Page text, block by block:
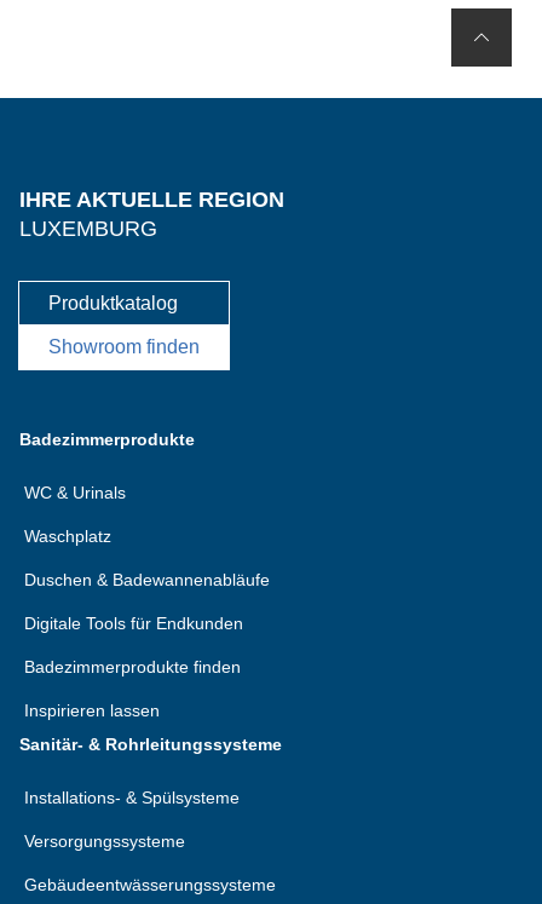
IHRE AKTUELLE REGION
LUXEMBURG
Produktkatalog
Showroom finden
Badezimmerprodukte
WC & Urinals
Waschplatz
Duschen & Badewannenabläufe
Digitale Tools für Endkunden
Badezimmerprodukte finden
Inspirieren lassen
Sanitär- & Rohrleitungssysteme
Installations- & Spülsysteme
Versorgungssysteme
Gebäudeentwässerungssysteme